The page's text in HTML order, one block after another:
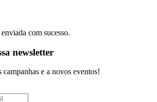
com sucesso.
newsletter
campanhas e a novos eventos!